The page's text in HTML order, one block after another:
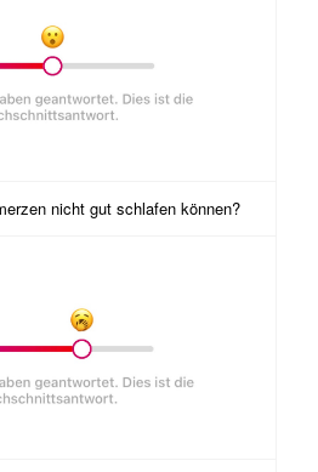
nicht gut schlafen können?